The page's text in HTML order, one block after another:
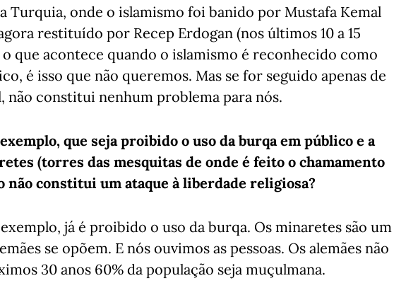
Turquia, onde o islamismo foi banido por Mustafa Kemal
restituído por Recep Erdogan (nos últimos 10 a 15
o que acontece quando o islamismo é reconhecido como
é isso que não queremos. Mas se for seguido apenas de
não constitui nenhum problema para nós.
que seja proibido o uso da burqa em público e a
(torres das mesquitas de onde é feito o chamamento
não constitui um ataque à liberdade religiosa?
já é proibido o uso da burqa. Os minaretes são um
se opõem. E nós ouvimos as pessoas. Os alemães não
30 anos 60% da população seja muçulmana.